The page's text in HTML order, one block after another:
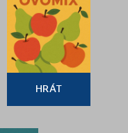
HRÁT